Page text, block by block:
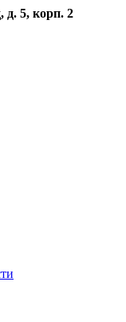
д. 5, корп. 2